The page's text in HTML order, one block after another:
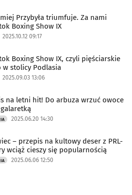
Przybyła triumfuje. Za nami
Boxing Show IX
2025.10.12 09:17
Boxing Show IX, czyli pięściarskie
w stolicy Podlasia
2025.09.03 13:06
na letni hit! Do arbuza wrzuć owoce
2025.06.20 14:30
– przepis na kultowy deser z PRL-
wciąż cieszy się popularnością
2025.06.06 12:50